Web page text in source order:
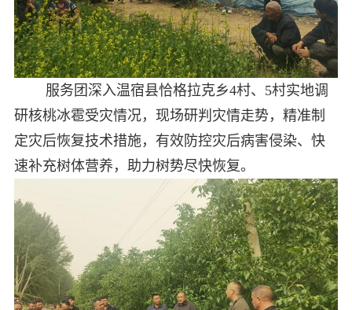
服务团深入温宿县恰格拉克乡4村、5村实地调
研核桃冰雹受灾情况，现场研判灾情走势，精准制
定灾后恢复技术措施，有效防控灾后病害侵染、快
速补充树体营养，助力树势尽快恢复。